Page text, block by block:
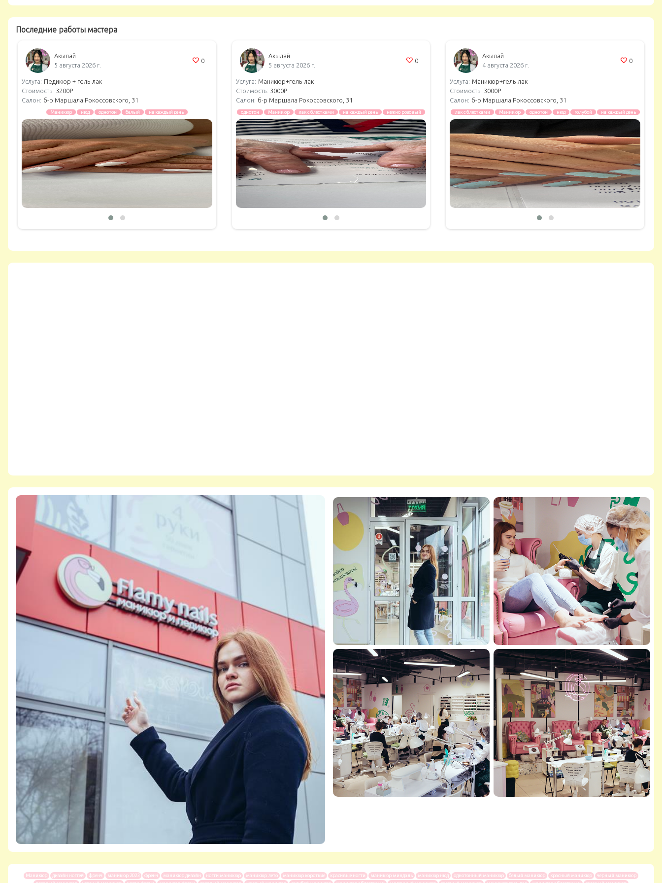
Последние работы мастера
Акылай
5 августа 2026 г.
0
Услуга: Педикюр + гель-лак
Стоимость: 3200₽
Салон: б-р Маршала Рокоссовского, 31
Маникюр нюд однотон белый на каждый день
Акылай
5 августа 2026 г.
0
Услуга: Маникюр+гель-лак
Стоимость: 3000₽
Салон: б-р Маршала Рокоссовского, 31
однотон Маникюр лак с блестками на каждый день нежно розовый
Акылай
4 августа 2026 г.
0
Услуга: Маникюр+гель-лак
Стоимость: 3000₽
Салон: б-р Маршала Рокоссовского, 31
лак с блестками Маникюр однотон нюд голубой на каждый день
Маникюр дизайн ногтей френч маникюр 2023 френч маникюр дизайн ногти маникюр маникюр лето маникюр короткие красивые ногти маникюр миндаль маникюр нюд однотонный маникюр белый маникюр красный маникюр
черный маникюр